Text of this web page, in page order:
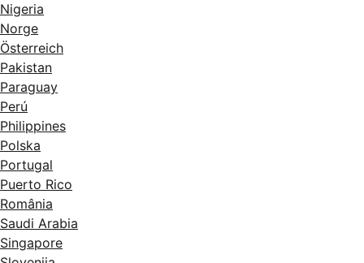
Nigeria
Norge
Österreich
Pakistan
Paraguay
Perú
Philippines
Polska
Portugal
Puerto Rico
România
Saudi Arabia
Singapore